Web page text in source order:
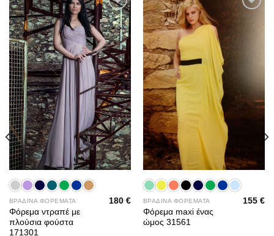
Add to
wishlist
ΒΡΑΔΙΝΑ ΦΟΡΕΜΑΤΑ
Φόρεμα ντραπέ με
πλούσια φούστα
171301
180€ ΒΡΑΔΙΝΑ ΦΟΡΕΜΑΤΑ
Φόρεμα maxi ένας
ώμος 31561
155€